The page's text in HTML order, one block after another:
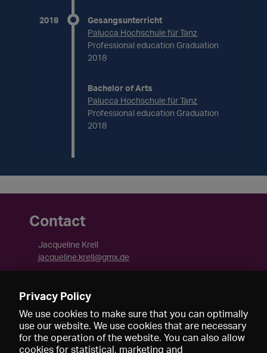
2018
Gesangsunterricht
Palucca Hochschule für Tanz
Professional education Graduation
2018
Bachelor of Arts
Palucca Hochschule für Tanz
Professional education Graduation
2018
Contact
Jacqueline Krell
jacqueline.krell@gmx.de
Privacy Policy
We use cookies to make sure that you can optimally
use our website. We use cookies that are necessary
for the operation of the website. You can also allow
cookies for statistical, marketing and